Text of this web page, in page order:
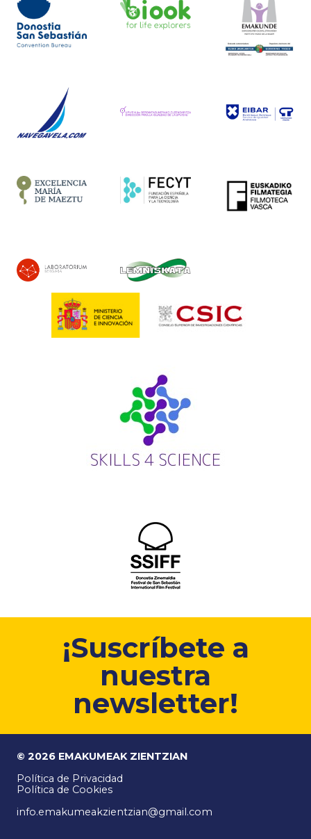
¡Suscríbete a
nuestra
newsletter!
© 2026 EMAKUMEAK ZIENTZIAN
Política de Privacidad
Política de Cookies
info.emakumeakzientzian@gmail.com